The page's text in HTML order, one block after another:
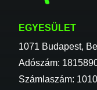
EGYESÜLET
1071 Budapest,
Adószám:
Számlaszám: